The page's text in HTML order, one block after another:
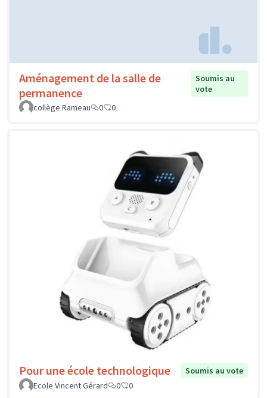
Aménagement de la salle de
permanence
Soumis au
vote
collège Rameau
0 0
Pour une école technologique
Soumis au vote
Ecole Vincent Gérard
0 0